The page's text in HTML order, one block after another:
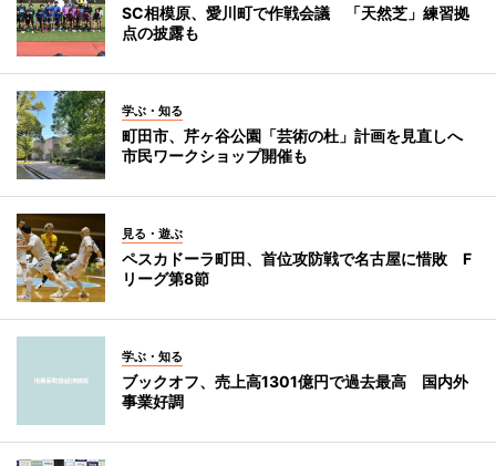
SC相模原、愛川町で作戦会議 「天然芝」練習拠
点の披露も
学ぶ・知る
町田市、芹ヶ谷公園「芸術の杜」計画を見直しへ
市民ワークショップ開催も
見る・遊ぶ
ペスカドーラ町田、首位攻防戦で名古屋に惜敗 F
リーグ第8節
学ぶ・知る
ブックオフ、売上高1301億円で過去最高 国内外
事業好調